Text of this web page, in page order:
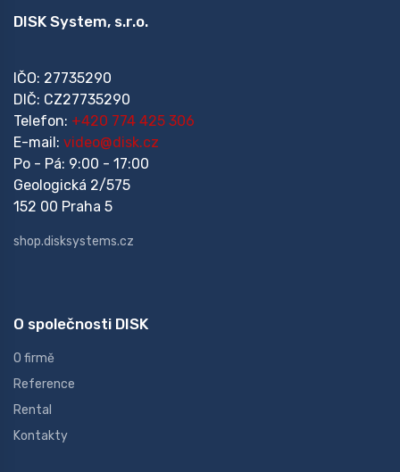
DISK System, s.r.o.
IČO: 27735290
DIČ: CZ27735290
Telefon: +420 774 425 306
E-mail: video@disk.cz
Po - Pá: 9:00 - 17:00
Geologická 2/575
152 00 Praha 5
shop.disksystems.cz
O společnosti DISK
O firmě
Reference
Rental
Kontakty